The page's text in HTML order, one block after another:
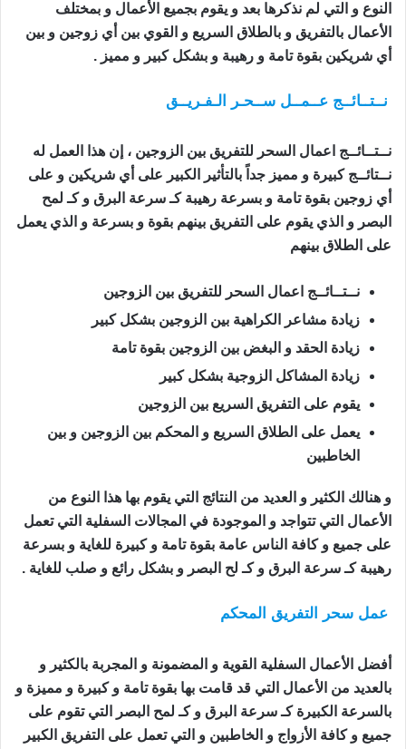
النوع و التي لم نذكرها بعد و يقوم بجميع الأعمال و بمختلف
الأعمال بالتفريق و بالطلاق السريع و القوي بين أي زوجين و بين
أي شريكين بقوة تامة و رهيبة و بشكل كبير و مميز .
نــتــائــج عــمــل ســحـر الـفـريــق
نــتــائــج اعمال السحر للتفريق بين الزوجين ، إن هذا العمل له
نــتائــج كبيرة و مميز جداً بالتأثير الكبير على أي شريكين و على
أي زوجين بقوة تامة و بسرعة رهيبة كـ سرعة البرق و كـ لمح
البصر و الذي يقوم على التفريق بينهم بقوة و بسرعة و الذي يعمل
على الطلاق بينهم
نــتــائــج اعمال السحر للتفريق بين الزوجين
زيادة مشاعر الكراهية بين الزوجين بشكل كبير
زيادة الحقد و البغض بين الزوجين بقوة تامة
زيادة المشاكل الزوجية بشكل كبير
يقوم على التفريق السريع بين الزوجين
يعمل على الطلاق السريع و المحكم بين الزوجين و بين
الخاطبين
و هنالك الكثير و العديد من النتائج التي يقوم بها هذا النوع من
الأعمال التي تتواجد و الموجودة في المجالات السفلية التي تعمل
على جميع و كافة الناس عامة بقوة تامة و كبيرة للغاية و بسرعة
رهيبة كـ سرعة البرق و كـ لح البصر و بشكل رائع و صلب للغاية .
عمل سحر التفريق المحكم
أفضل الأعمال السفلية القوية و المضمونة و المجربة بالكثير و
بالعديد من الأعمال التي قد قامت بها بقوة تامة و كبيرة و مميزة و
بالسرعة الكبيرة كـ سرعة البرق و كـ لمح البصر التي تقوم على
جميع و كافة الأزواج و الخاطبين و التي تعمل على التفريق الكبير